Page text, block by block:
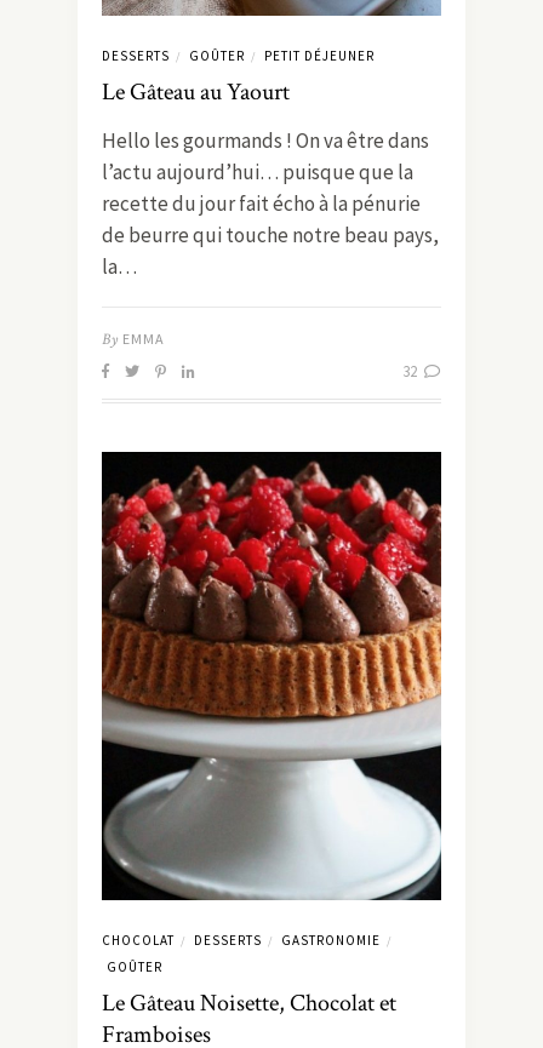
DESSERTS / GOÛTER / PETIT DÉJEUNER
Le Gâteau au Yaourt
Hello les gourmands ! On va être dans
l’actu aujourd’hui… puisque que la
recette du jour fait écho à la pénurie
de beurre qui touche notre beau pays,
la…
By EMMA
32
CHOCOLAT / DESSERTS / GASTRONOMIE /
GOÛTER
Le Gâteau Noisette, Chocolat et
Framboises